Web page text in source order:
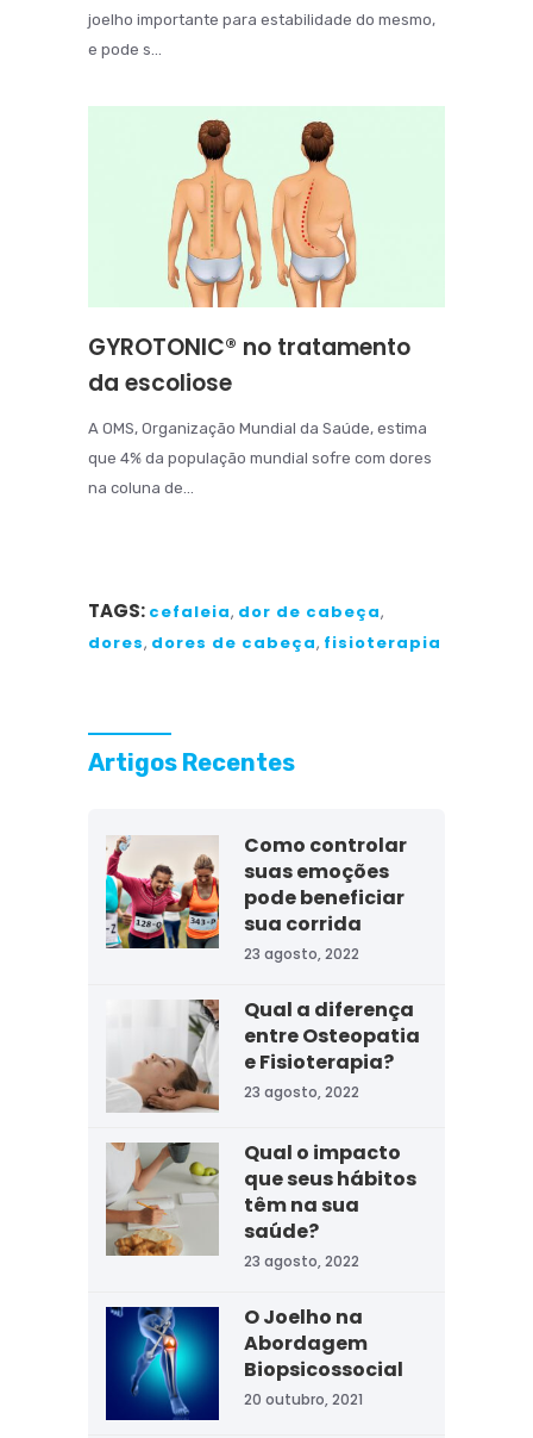
joelho importante para estabilidade do mesmo,
e pode s...
GYROTONIC® no tratamento
da escoliose
A OMS, Organização Mundial da Saúde, estima
que 4% da população mundial sofre com dores
na coluna de...
TAGS: cefaleia, dor de cabeça,
dores, dores de cabeça, fisioterapia
Artigos Recentes
Como controlar
suas emoções
pode beneficiar
sua corrida
23 agosto, 2022
Qual a diferença
entre Osteopatia
e Fisioterapia?
23 agosto, 2022
Qual o impacto
que seus hábitos
têm na sua
saúde?
23 agosto, 2022
O Joelho na
Abordagem
Biopsicossocial
20 outubro, 2021